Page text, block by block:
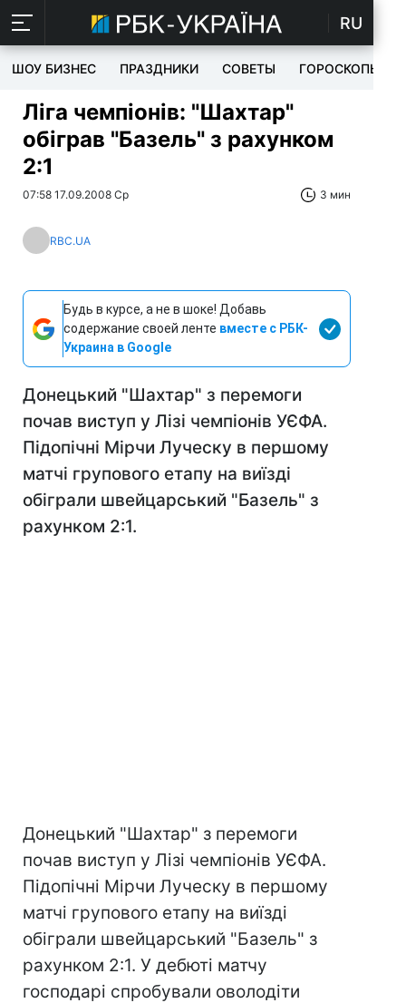
RU
ШОУ БИЗНЕС ПРАЗДНИКИ СОВЕТЫ ГОРОСКОПЫ
Ліга чемпіонів: "Шахтар"
обіграв "Базель" з рахунком
2:1
07:58 17.09.2008 Ср 3 мин
RBC.UA
Будь в курсе, а не в шоке! Добавь
содержание своей ленте вместе с РБК-
Украина в Google
Донецький "Шахтар" з перемоги
почав виступ у Лізі чемпіонів УЄФА.
Підопічні Мірчи Луческу в першому
матчі групового етапу на виїзді
обіграли швейцарський "Базель" з
рахунком 2:1.
Донецький "Шахтар" з перемоги
почав виступ у Лізі чемпіонів УЄФА.
Підопічні Мірчи Луческу в першому
матчі групового етапу на виїзді
обіграли швейцарський "Базель" з
рахунком 2:1. У дебюті матчу
господарі спробували оволодіти